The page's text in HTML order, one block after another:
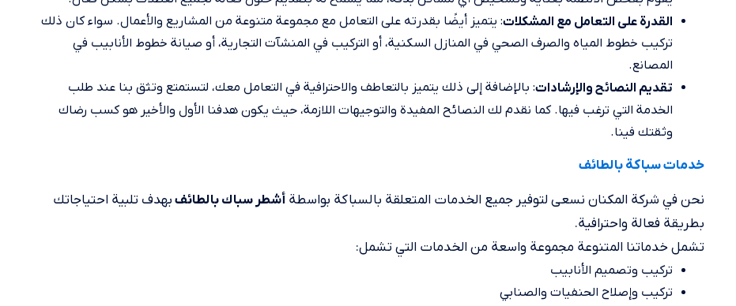
القدرة على التعامل مع المشكلات: يتميز أيضًا بقدرته على التعامل مع مجموعة متنوعة من المشاريع والأعمال. سواء كان ذلك
تركيب خطوط المياه والصرف الصحي في المنازل السكنية، أو التركيب في المنشآت التجارية، أو صيانة خطوط الأنابيب في
المصانع.
تقديم النصائح والإرشادات: بالإضافة إلى ذلك يتميز بالتعاطف والاحترافية في التعامل معك، لتستمتع وتثق بنا عند طلب
الخدمة التي ترغب فيها. كما نقدم لك النصائح المفيدة والتوجيهات اللازمة، حيث يكون هدفنا الأول والأخير هو كسب رضاك
وثقتك فينا.
خدمات سباكة بالطائف
نحن في شركة المكنان نسعى لتوفير جميع الخدمات المتعلقة بالسباكة بواسطة أشطر سباك بالطائفبهدف تلبية احتياجاتك
بطريقة فعالة واحترافية.
تشمل خدماتنا المتنوعة مجموعة واسعة من الخدمات التي تشمل:
تركيب وتصميم الأنابيب
تركيب وإصلاح الحنفيات والصنابي